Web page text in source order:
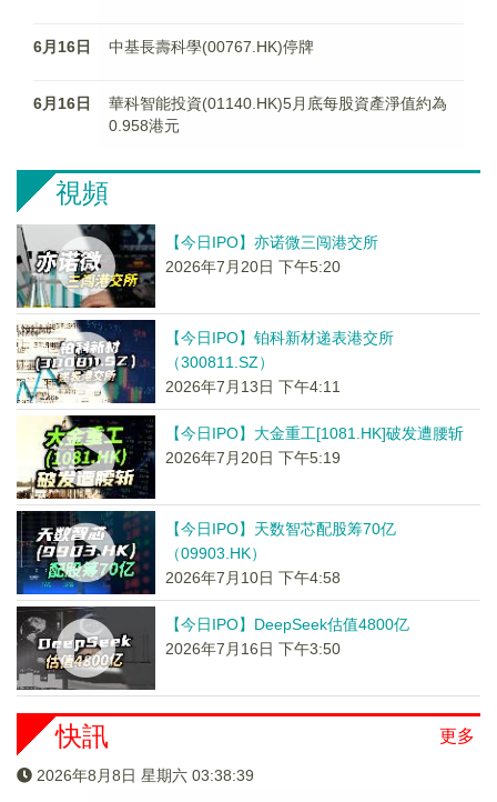
6月16日 中基長壽科學(00767.HK)停牌
6月16日
華科智能投資(01140.HK)5月底每股資產淨值約為
0.958港元
視頻
【今日IPO】亦诺微三闯港交所
2026年7月20日 下午5:20
【今日IPO】铂科新材递表港交所
（300811.SZ）
2026年7月13日 下午4:11
【今日IPO】大金重工[1081.HK]破发遭腰斩
2026年7月20日 下午5:19
【今日IPO】天数智芯配股筹70亿
（09903.HK）
2026年7月10日 下午4:58
【今日IPO】DeepSeek估值4800亿
2026年7月16日 下午3:50
更多
快訊
2026年8月8日 星期六 03:38:39